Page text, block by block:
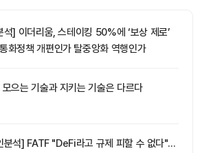
석] 이더리움, 스테이킹 50%에 ‘보상 제로’
화정책 개편인가 탈중앙화 역행인가
으는 기술과 지키는 기술은 다르다
분석] FATF "DeFi라고 규제 피할 수 없다"…